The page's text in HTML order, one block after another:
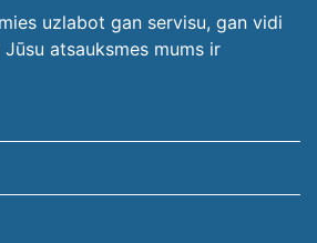
uzlabot gan servisu, gan vidi
atsauksmes mums ir